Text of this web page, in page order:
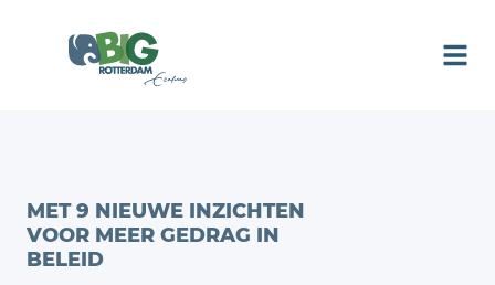
MET 9 NIEUWE INZICHTEN
VOOR MEER GEDRAG IN
BELEID